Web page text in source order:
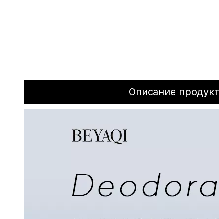
Описание